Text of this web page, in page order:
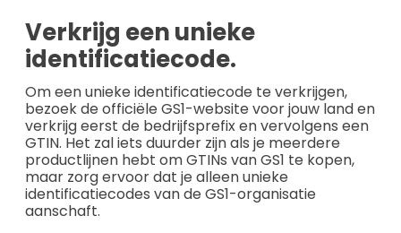
Verkrijg een unieke
identificatiecode.
Om een unieke identificatiecode te verkrijgen,
bezoek de officiële GS1-website voor jouw land en
verkrijg eerst de bedrijfsprefix en vervolgens een
GTIN. Het zal iets duurder zijn als je meerdere
productlijnen hebt om GTINs van GS1 te kopen,
maar zorg ervoor dat je alleen unieke
identificatiecodes van de GS1-organisatie
aanschaft.